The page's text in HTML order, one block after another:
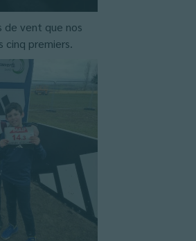
de vent que nos
cinq premiers.